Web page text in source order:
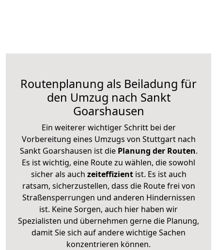
Routenplanung als Beiladung für
den Umzug nach Sankt
Goarshausen
Ein weiterer wichtiger Schritt bei der
Vorbereitung eines Umzugs von Stuttgart nach
Sankt Goarshausen ist diePlanung der Routen.
Es ist wichtig, eine Route zu wählen, die sowohl
sicher als auch zeiteffizientist. Es ist auch
ratsam, sicherzustellen, dass die Route frei von
Straßensperrungen und anderen Hindernissen
ist. Keine Sorgen, auch hier haben wir
Spezialisten und übernehmen gerne die Planung,
damit Sie sich auf andere wichtige Sachen
konzentrieren können.